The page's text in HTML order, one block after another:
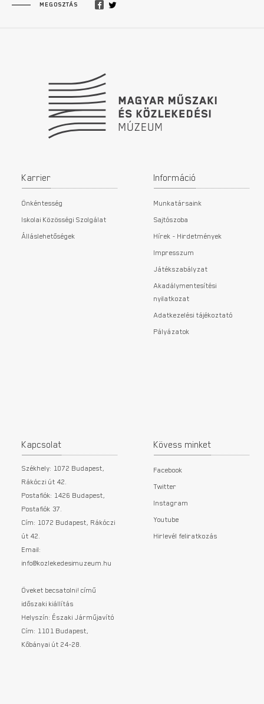
MEGOSZTÁS
Karrier
Önkéntesség
Iskolai Közösségi Szolgálat
Álláslehetőségek
Információ
Munkatársaink
Sajtószoba
Hírek - Hirdetmények
Impresszum
Játékszabályzat
Akadálymentesítési
nyilatkozat
Adatkezelési tájékoztató
Pályázatok
Kapcsolat
Székhely: 1072 Budapest,
Rákóczi út 42.
Postafiók: 1426 Budapest,
Postafiók 37.
Cím: 1072 Budapest, Rákóczi
út 42.
Email:
info@kozlekedesimuzeum.hu
Öveket becsatolni! című
időszaki kiállítás
Helyszín: Északi Járműjavító
Cím: 1101 Budapest,
Kőbányai út 24-28.
Kövess minket
Facebook
Twitter
Instagram
Youtube
Hirlevél feliratkozás